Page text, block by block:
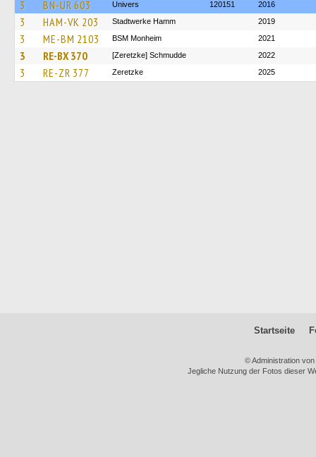
3 BN-UR 603 Univers 120151 2016
3 HAM-VK 203 Stadtwerke Hamm 2019
3 ME-BM 2103 BSM Monheim 2021
3 RE-BX 370 [Zeretzke] Schmudde 2022
3 RE-ZR 377 Zeretzke 2025
Startseite
© Administration
Jegliche Nutzung der Fotos dieser